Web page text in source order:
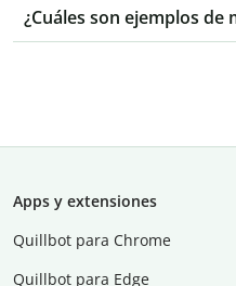
¿Cuáles son ejemplos de
Apps y extensiones
Quillbot para Chrome
Quillbot para Edge